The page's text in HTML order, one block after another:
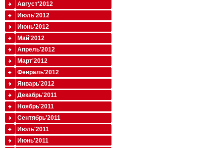
Август'2012
Июль'2012
Июнь'2012
Май'2012
Апрель'2012
Март'2012
Февраль'2012
Январь'2012
Декабрь'2011
Ноябрь'2011
Сентябрь'2011
Июль'2011
Июнь'2011